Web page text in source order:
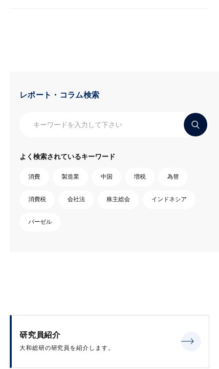
レポート・コラム検索
よく検索されているキーワード
消費 製造業 中国 増税 為替
消費税 会社法 株主総会 インドネシア
バーゼル
研究員紹介
大和総研の研究員を紹介します。